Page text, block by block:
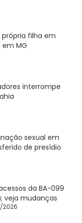
filha em
MG
interrompe
sexual em
de presídio
da BA-099
veja mudanças